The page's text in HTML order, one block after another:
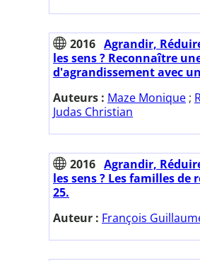
2016 Agrandir,
les sens ? Reconnaître
d'agrandissement avec
Auteurs : Maze Monique ;
Judas Christian
2016 Agrandir,
les sens ? Les familles de
25.
Auteur : François